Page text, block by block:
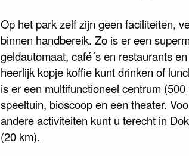
Op het park zelf zijn geen faciliteiten,
binnen handbereik. Zo is er een
geldautomaat, café´s en restaurants
heerlijk kopje koffie kunt drinken of
is er een multifunctioneel centrum
speeltuin, bioscoop en een theater.
andere activiteiten kunt u terecht in
(20 km).